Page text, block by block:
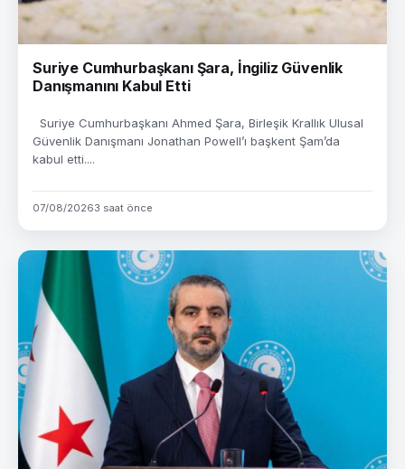
Suriye Cumhurbaşkanı Şara, İngiliz Güvenlik
Danışmanını Kabul Etti
Suriye Cumhurbaşkanı Ahmed Şara, Birleşik Krallık Ulusal
Güvenlik Danışmanı Jonathan Powell’ı başkent Şam’da
kabul etti....
07/08/20263 saat önce